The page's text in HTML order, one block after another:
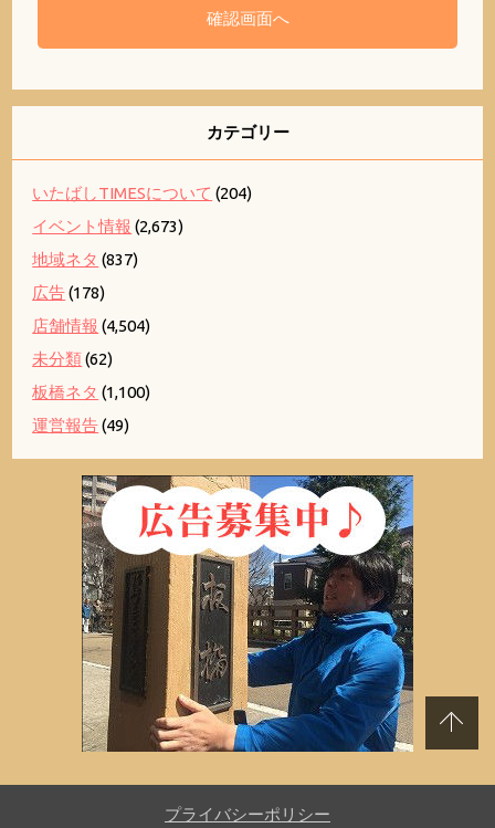
カテゴリー
いたばしTIMESについて (204)
イベント情報 (2,673)
地域ネタ (837)
広告(178)
店舗情報 (4,504)
未分類(62)
板橋ネタ (1,100)
運営報告(49)
プライバシーポリシー